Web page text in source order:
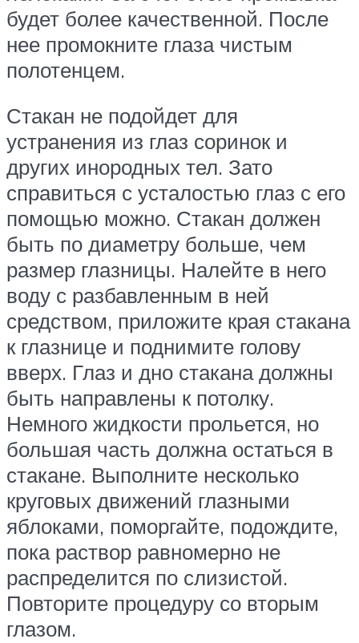
будет более качественной. После
нее промокните глаза чистым
полотенцем.
Стакан не подойдет для
устранения из глаз соринок и
других инородных тел. Зато
справиться с усталостью глаз с его
помощью можно. Стакан должен
быть по диаметру больше, чем
размер глазницы. Налейте в него
воду с разбавленным в ней
средством, приложите края стакана
к глазнице и поднимите голову
вверх. Глаз и дно стакана должны
быть направлены к потолку.
Немного жидкости прольется, но
большая часть должна остаться в
стакане. Выполните несколько
круговых движений глазными
яблоками, поморгайте, подождите,
пока раствор равномерно не
распределится по слизистой.
Повторите процедуру со вторым
глазом.